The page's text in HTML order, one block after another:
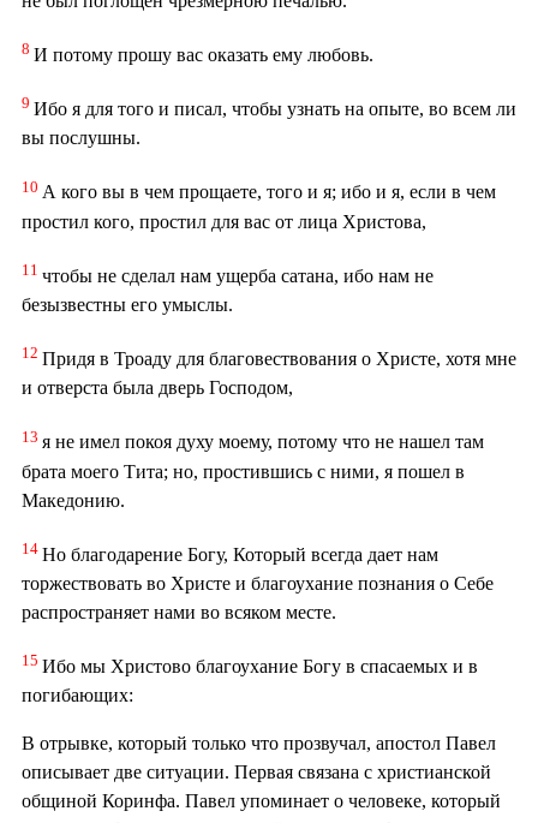
8 И потому прошу вас оказать ему любовь.
9 Ибо я для того и писал, чтобы узнать на опыте, во всем ли
вы послушны.
10 А кого вы в чем прощаете, того и я; ибо и я, если в чем
простил кого, простил для вас от лица Христова,
11 чтобы не сделал нам ущерба сатана, ибо нам не
безызвестны его умыслы.
12 Придя в Троаду для благовествования о Христе, хотя мне
и отверста была дверь Господом,
13 я не имел покоя духу моему, потому что не нашел там
брата моего Тита; но, простившись с ними, я пошел в
Македонию.
14 Но благодарение Богу, Который всегда дает нам
торжествовать во Христе и благоухание познания о Себе
распространяет нами во всяком месте.
15 Ибо мы Христово благоухание Богу в спасаемых и в
погибающих:
В отрывке, который только что прозвучал, апостол Павел
описывает две ситуации. Первая связана с христианской
общиной Коринфа. Павел упоминает о человеке, который